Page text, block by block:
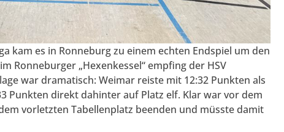
kam es in Ronneburg zu einem echten Endspiel um den
Ronneburger „Hexenkessel“ empfing der HSV
war dramatisch: Weimar reiste mit 12:32 Punkten als
Punkten direkt dahinter auf Platz elf. Klar war vor dem
vorletzten Tabellenplatz beenden und müsste damit